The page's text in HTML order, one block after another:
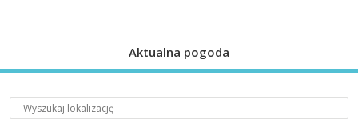
Aktualna pogoda